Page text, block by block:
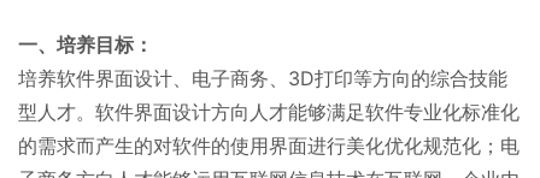
一、培养目标：
培养软件界面设计、电子商务、3D打印等方向的综合技能
型人才。软件界面设计方向人才能够满足软件专业化标准化
的需求而产生的对软件的使用界面进行美化优化规范化；电